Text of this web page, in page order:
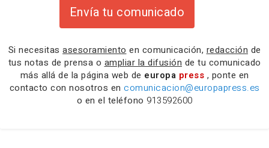
Envía tu comunicado
Si necesitas asesoramiento en comunicación, redacción de
tus notas de prensa o ampliar la difusión de tu comunicado
más allá de la página web de europa press , ponte en
contacto con nosotros en comunicacion@europapress.es
o en el teléfono 913592600